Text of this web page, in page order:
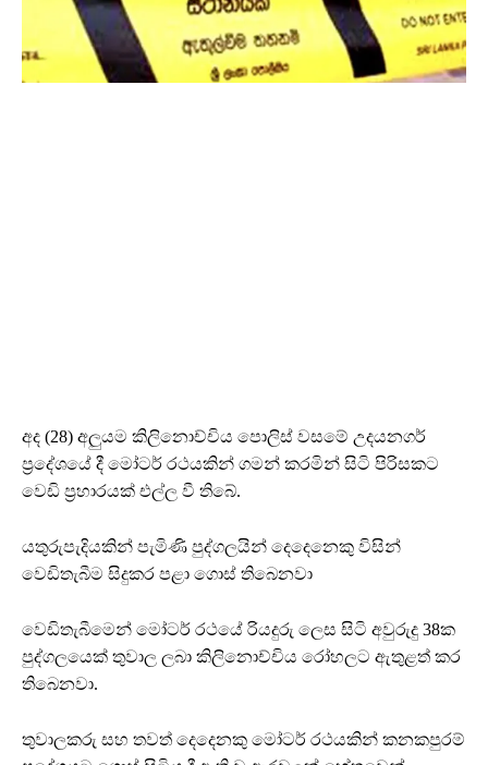
අද (28) අලුයම කිලිනොච්චිය පොලිස් වසමේ උදයනගර්
ප්‍රදේශයේ දී මෝටර් රථයකින් ගමන් කරමින් සිටි පිරිසකට
වෙඩි ප්‍රහාරයක් එල්ල වී තිබේ.
යතුරුපැදියකින් පැමිණි පුද්ගලයින් දෙදෙනෙකු විසින්
වෙඩිතැබීම සිදුකර පළා ගොස් තිබෙනවා
වෙඩිතැබීමෙන් මෝටර් රථයේ රියදුරු ලෙස සිටි අවුරුදු 38ක
පුද්ගලයෙක් තුවාල ලබා කිලිනොච්චිය රෝහලට ඇතුළත් කර
තිබෙනවා.
තුවාලකරු සහ තවත් දෙදෙනකු මෝටර් රථයකින් කනකපුරම්